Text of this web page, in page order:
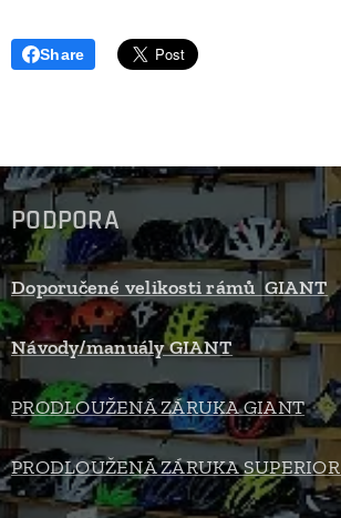
Share
PODPORA
Doporučené velikosti rámů GIANT
Návody/manuály GIANT
PRODLOUŽENÁ ZÁRUKA GIANT
PRODLOUŽENÁ ZÁRUKA SUPERIOR